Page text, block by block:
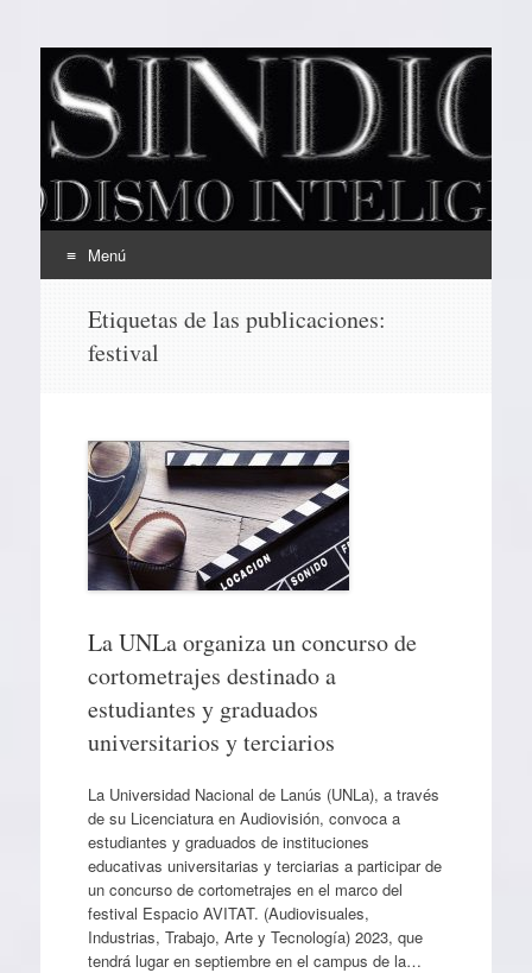
EL SINDICAL
Periodismo Inteligente
Menú
contenido
Etiquetas de las publicaciones:
festival
La UNLa organiza un concurso de
cortometrajes destinado a
estudiantes y graduados
universitarios y terciarios
La Universidad Nacional de Lanús (UNLa), a través
de su Licenciatura en Audiovisión, convoca a
estudiantes y graduados de instituciones
educativas universitarias y terciarias a participar de
un concurso de cortometrajes en el marco del
festival Espacio AVITAT. (Audiovisuales,
Industrias, Trabajo, Arte y Tecnología) 2023, que
tendrá lugar en septiembre en el campus de la…